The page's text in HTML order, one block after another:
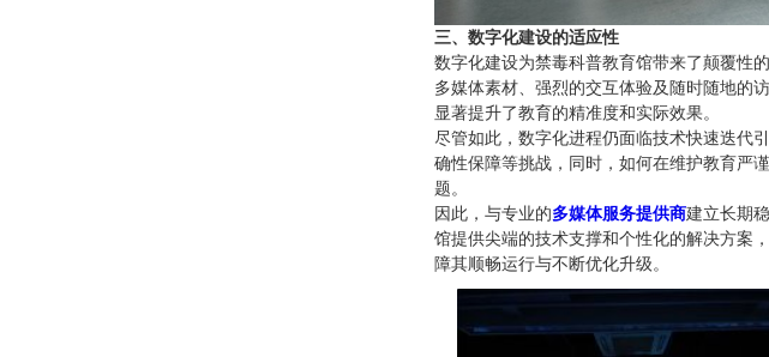
三、数字化建设的适应性
数字化建设为禁毒科普教育馆带来了颠覆性
多媒体素材、强烈的交互体验及随时随地的
显著提升了教育的精准度和实际效果。
尽管如此，数字化进程仍面临技术快速迭代
确性保障等挑战，同时，如何在维护教育严
题。
因此，与专业的多媒体服务提供商建立长期
馆提供尖端的技术支撑和个性化的解决方案
障其顺畅运行与不断优化升级。